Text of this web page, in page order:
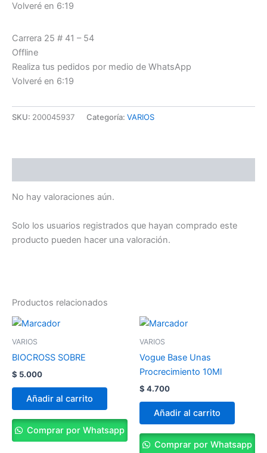
Volveré en 6:19
Carrera 25 # 41 – 54
Offline
Realiza tus pedidos por medio de WhatsApp
Volveré en 6:19
SKU: 200045937 Categoría: VARIOS
No hay valoraciones aún.
Solo los usuarios registrados que hayan comprado este
producto pueden hacer una valoración.
Productos relacionados
VARIOS
BIOCROSS SOBRE
$ 5.000
Añadir al carrito
Comprar por Whatsapp
VARIOS
Vogue Base Unas
Procrecimiento 10Ml
$ 4.700
Añadir al carrito
Comprar por Whatsapp